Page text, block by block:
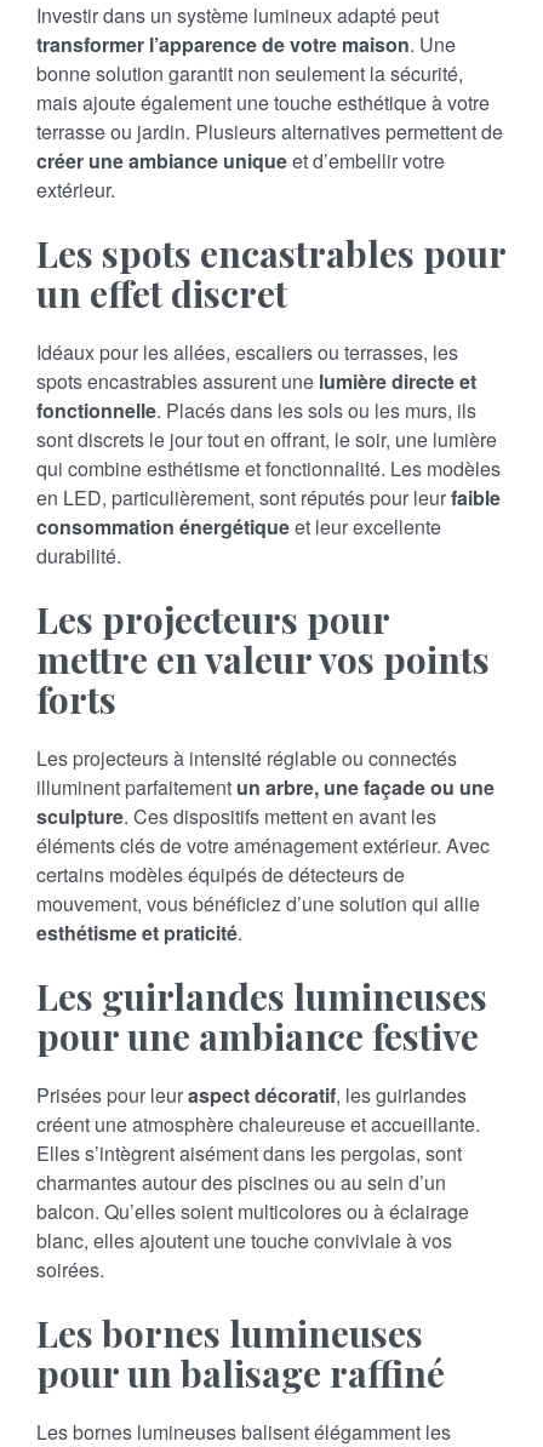
Investir dans un système lumineux adapté peut
transformer l’apparence de votre maison. Une
bonne solution garantit non seulement la sécurité,
mais ajoute également une touche esthétique à votre
terrasse ou jardin. Plusieurs alternatives permettent de
créer une ambiance uniqueet d’embellir votre
extérieur.
Les spots encastrables pour
un effet discret
Idéaux pour les allées, escaliers ou terrasses, les
spots encastrables assurent une lumière directe et
fonctionnelle. Placés dans les sols ou les murs, ils
sont discrets le jour tout en offrant, le soir, une lumière
qui combine esthétisme et fonctionnalité. Les modèles
en LED, particulièrement, sont réputés pour leurfaible
consommation énergétiqueet leur excellente
durabilité.
Les projecteurs pour
mettre en valeur vos points
forts
Les projecteurs à intensité réglable ou connectés
illuminent parfaitement un arbre, une façade ou une
sculpture. Ces dispositifs mettent en avant les
éléments clés de votre aménagement extérieur. Avec
certains modèles équipés de détecteurs de
mouvement, vous bénéficiez d’une solution qui allie
esthétisme et praticité.
Les guirlandes lumineuses
pour une ambiance festive
Prisées pour leuraspect décoratif, les guirlandes
créent une atmosphère chaleureuse et accueillante.
Elles s’intègrent aisément dans les pergolas, sont
charmantes autour des piscines ou au sein d’un
balcon. Qu’elles soient multicolores ou à éclairage
blanc, elles ajoutent une touche conviviale à vos
soirées.
Les bornes lumineuses
pour un balisage raffiné
Les bornes lumineuses balisent élégamment les